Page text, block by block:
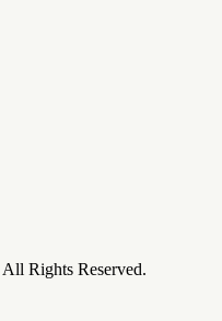
Rights Reserved.